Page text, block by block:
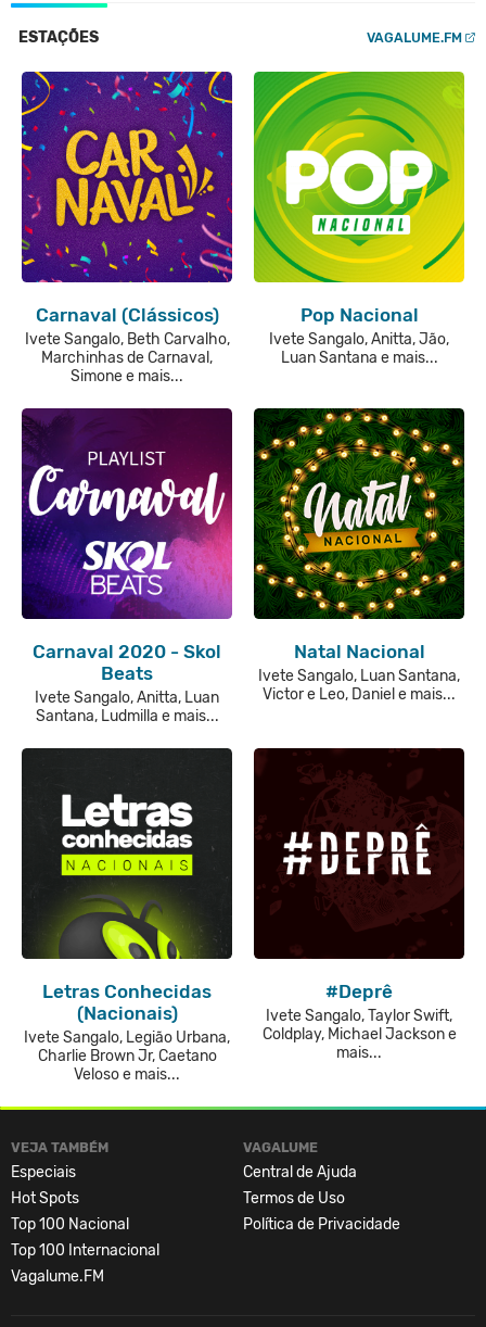
ESTAÇÕES VAGALUME.FM
Carnaval (Clássicos)
Ivete Sangalo, Beth Carvalho,
Marchinhas de Carnaval,
Simone e mais...
Pop Nacional
Ivete Sangalo, Anitta, Jão,
Luan Santana e mais...
Carnaval 2020 - Skol
Beats
Ivete Sangalo, Anitta, Luan
Santana, Ludmilla e mais...
Natal Nacional
Ivete Sangalo, Luan Santana,
Victor e Leo, Daniel e mais...
Letras Conhecidas
(Nacionais)
Ivete Sangalo, Legião Urbana,
Charlie Brown Jr, Caetano
Veloso e mais...
#Deprê
Ivete Sangalo, Taylor Swift,
Coldplay, Michael Jackson e
mais...
VEJA TAMBÉM
Especiais
Hot Spots
Top 100 Nacional
Top 100 Internacional
Vagalume.FM
VAGALUME
Central de Ajuda
Termos de Uso
Política de Privacidade